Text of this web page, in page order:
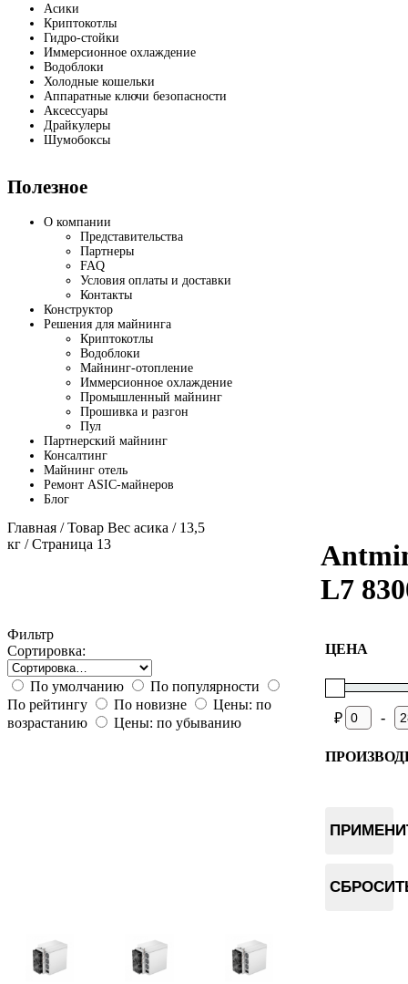
Асики
Криптокотлы
Гидро-стойки
Иммерсионное охлаждение
Водоблоки
Холодные кошельки
Аппаратные ключи безопасности
Аксессуары
Драйкулеры
Шумобоксы
Полезное
О компании
Представительства
Партнеры
FAQ
Условия оплаты и доставки
Контакты
Конструктор
Решения для майнинга
Криптокотлы
Водоблоки
Майнинг-отопление
Иммерсионное охлаждение
Промышленный майнинг
Прошивка и разгон
Пул
Партнерский майнинг
Консалтинг
Майнинг отель
Ремонт ASIC-майнеров
Блог
Главная / Товар Вес асика / 13,5
кг / Страница 13
L7
Фильтр
Сортировка:
По умолчанию
По популярности
По рейтингу
По новизне
Цены: по
возрастанию
Цены: по убыванию
ЦЕНА
₽ -
Goldshell